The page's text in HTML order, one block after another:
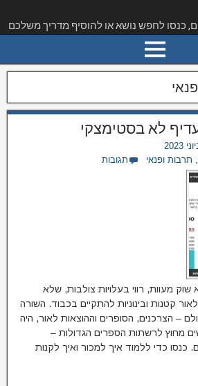
כנסו לחפש נושא או להוסיף מדריך משלכם
לא בסטימצקי
, תרבות ופנאי תגובות
מעוות, רווי בעלויות צולבות, שלא
קטנות ובינוניות להתקיים בכבוד. השורה
– הצרכנים, הסופרים וההוצאות לאור, היה
מחוץ לרשתות הספרים הגדולות –
כנסו כדי ללמוד איך למכור ואיך לקנות